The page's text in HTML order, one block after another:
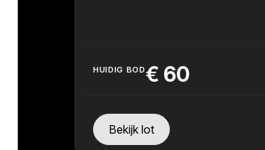
HUIDIG BOD€ 60
Bekijk lot